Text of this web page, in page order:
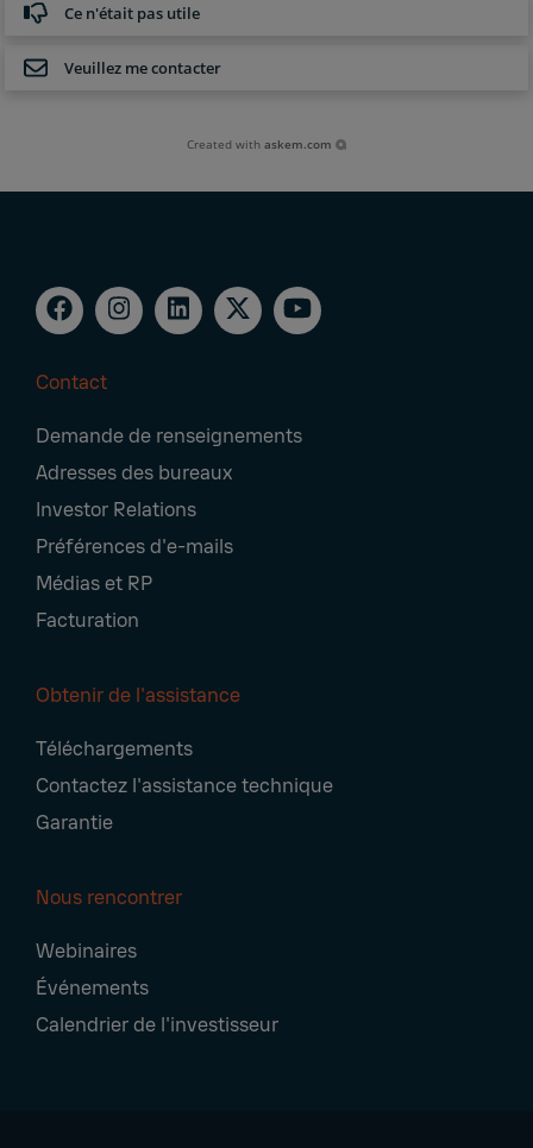
Ce n'était pas utile
Veuillez me contacter
Created withaskem.com
Navigation
Contact
Demande de renseignements
Adresses des bureaux
Investor Relations
Préférences d'e-mails
Médias et RP
Facturation
Obtenir de l'assistance
Téléchargements
Contactez l'assistance technique
Garantie
Nous rencontrer
Webinaires
Événements
Calendrier de l'investisseur